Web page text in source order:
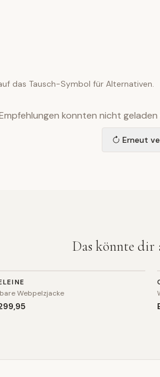
das Tausch-Symbol für Alternativen.
konnten nicht
Erneut
Das könnte dir
Webpelzjacke
,95